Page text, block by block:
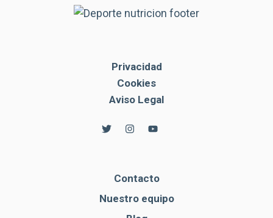
Privacidad
Cookies
Aviso Legal
Contacto
Nuestro equipo